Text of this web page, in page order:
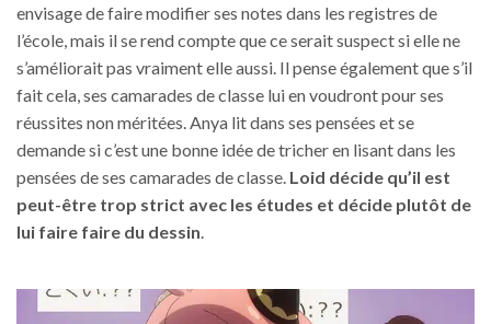
envisage de faire modifier ses notes dans les registres de
l’école, mais il se rend compte que ce serait suspect si elle ne
s’améliorait pas vraiment elle aussi. Il pense également que s’il
fait cela, ses camarades de classe lui en voudront pour ses
réussites non méritées. Anya lit dans ses pensées et se
demande si c’est une bonne idée de tricher en lisant dans les
pensées de ses camarades de classe. Loid décide qu’il est
peut-être trop strict avec les études et décide plutôt de
lui faire faire du dessin